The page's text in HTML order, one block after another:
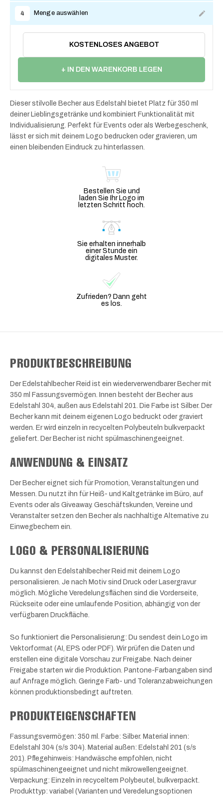
4 Menge auswählen
KOSTENLOSES ANGEBOT
+ IN DEN WARENKORB LEGEN
Dieser stilvolle Becher aus Edelstahl bietet Platz für 350 ml
deiner Lieblingsgetränke und kombiniert Funktionalität mit
Individualisierung. Perfekt für Events oder als Werbegeschenk,
lässt er sich mit deinem Logo bedrucken oder gravieren, um
einen bleibenden Eindruck zu hinterlassen.
Bestellen Sie und
laden Sie Ihr Logo im
letzten Schritt hoch.
Sie erhalten innerhalb
einer Stunde ein
digitales Muster.
Zufrieden? Dann geht
es los.
PRODUKTBESCHREIBUNG
Der Edelstahlbecher Reid ist ein wiederverwendbarer Becher mit
350 ml Fassungsvermögen. Innen besteht der Becher aus
Edelstahl 304, außen aus Edelstahl 201. Die Farbe ist Silber. Der
Becher kann mit deinem eigenen Logo bedruckt oder graviert
werden. Er wird einzeln in recycelten Polybeuteln bulkverpackt
geliefert. Der Becher ist nicht spülmaschinengeeignet.
ANWENDUNG & EINSATZ
Der Becher eignet sich für Promotion, Veranstaltungen und
Messen. Du nutzt ihn für Heiß- und Kaltgetränke im Büro, auf
Events oder als Giveaway. Geschäftskunden, Vereine und
Veranstalter setzen den Becher als nachhaltige Alternative zu
Einwegbechern ein.
LOGO & PERSONALISIERUNG
Du kannst den Edelstahlbecher Reid mit deinem Logo
personalisieren. Je nach Motiv sind Druck oder Lasergravur
möglich. Mögliche Veredelungsflächen sind die Vorderseite,
Rückseite oder eine umlaufende Position, abhängig von der
verfügbaren Druckfläche.
So funktioniert die Personalisierung: Du sendest dein Logo im
Vektorformat (AI, EPS oder PDF). Wir prüfen die Daten und
erstellen eine digitale Vorschau zur Freigabe. Nach deiner
Freigabe starten wir die Produktion. Pantone-Farbangaben sind
auf Anfrage möglich. Geringe Farb- und Toleranzabweichungen
können produktionsbedingt auftreten.
PRODUKTEIGENSCHAFTEN
Fassungsvermögen: 350 ml. Farbe: Silber. Material innen:
Edelstahl 304 (s/s 304). Material außen: Edelstahl 201 (s/s
201). Pflegehinweis: Handwäsche empfohlen, nicht
spülmaschinengeeignet und nicht mikrowellengeeignet.
Verpackung: Einzeln in recyceltem Polybeutel, bulkverpackt.
Produkttyp: variabel (Varianten und Veredelungsoptionen